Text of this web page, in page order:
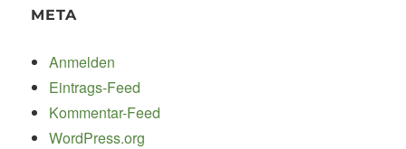
META
Anmelden
Eintrags-Feed
Kommentar-Feed
WordPress.org